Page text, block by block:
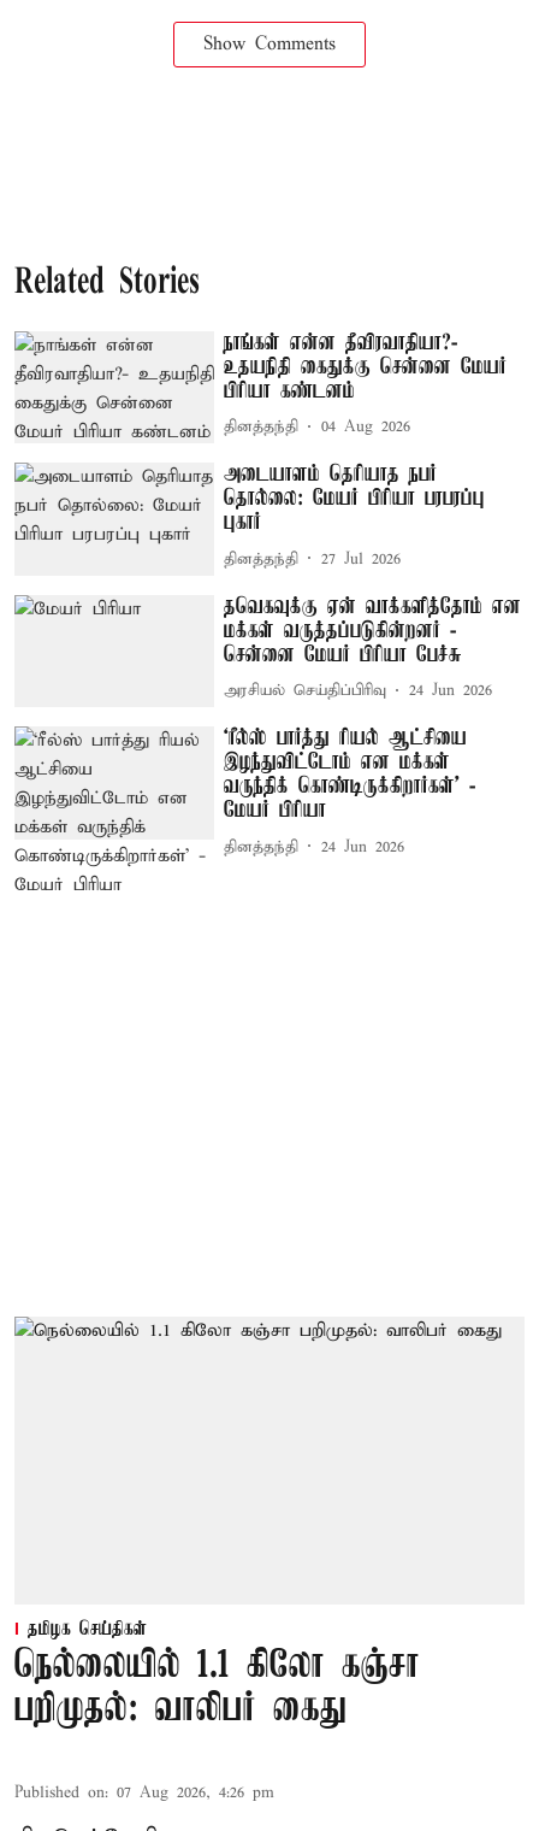
Show Comments
Related Stories
நாங்கள் என்ன தீவிரவாதியா?-
உதயநிதி கைதுக்கு சென்னை மேயர்
பிரியா கண்டனம்
தினத்தந்தி 04 Aug 2026
அடையாளம் தெரியாத நபர்
தொல்லை: மேயர் பிரியா பரபரப்பு
புகார்
தினத்தந்தி 27 Jul 2026
தவெகவுக்கு ஏன் வாக்களித்தோம் என
மக்கள் வருத்தப்படுகின்றனர் -
சென்னை மேயர் பிரியா பேச்சு
அரசியல் செய்திப்பிரிவு 24 Jun 2026
‘ரீல்ஸ் பார்த்து ரியல் ஆட்சியை
இழந்துவிட்டோம் என மக்கள்
வருந்திக் கொண்டிருக்கிறார்கள்’ -
மேயர் பிரியா
தினத்தந்தி 24 Jun 2026
தமிழக செய்திகள்
நெல்லையில் 1.1 கிலோ கஞ்சா
பறிமுதல்: வாலிபர் கைது
Published on: 07 Aug 2026, 4:26 pm